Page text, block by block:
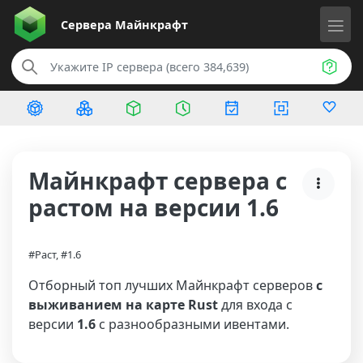
Сервера Майнкрафт
Майнкрафт сервера с
растом на версии 1.6
#Раст, #1.6
Отборный топ лучших Майнкрафт серверовс
выживанием на карте Rustдля входа с
версии 1.6 с разнообразными ивентами.